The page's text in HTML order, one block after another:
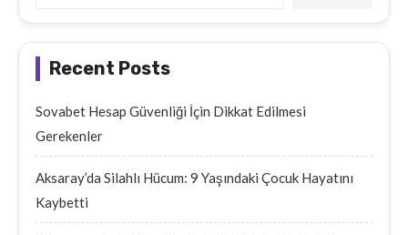
Recent Posts
Sovabet Hesap Güvenliği İçin Dikkat Edilmesi
Gerekenler
Aksaray’da Silahlı Hücum: 9 Yaşındaki Çocuk Hayatını
Kaybetti